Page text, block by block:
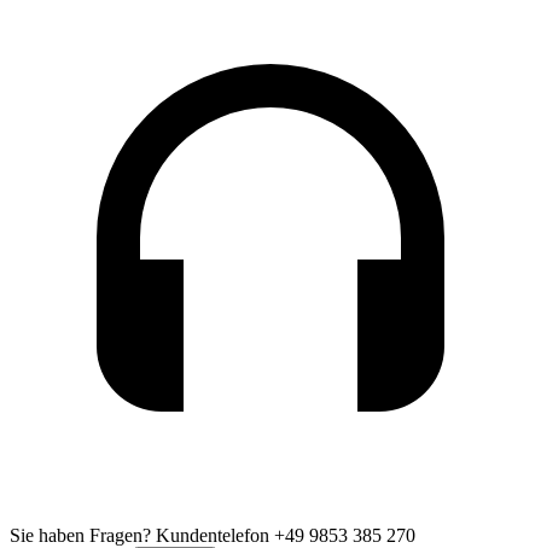
Sie haben Fragen? Kundentelefon +49 9853 385 270